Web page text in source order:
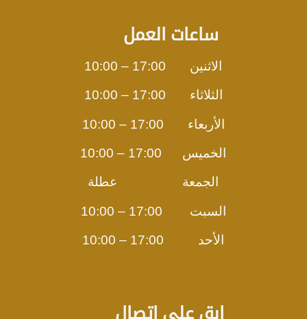
ساعات العمل
الاثنين 17:00 – 10:00
الثلاثاء 17:00 – 10:00
الأربعاء 17:00 – 10:00
الخميس 17:00 – 10:00
الجمعة عطلة
السبت 17:00 – 10:00
الأحد 17:00 – 10:00
ابق على اتصال